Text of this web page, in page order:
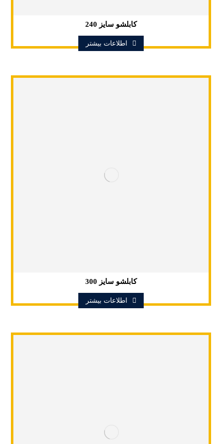
کابلشو سایز 240
اطلاعات بیشتر
کابلشو سایز 300
اطلاعات بیشتر